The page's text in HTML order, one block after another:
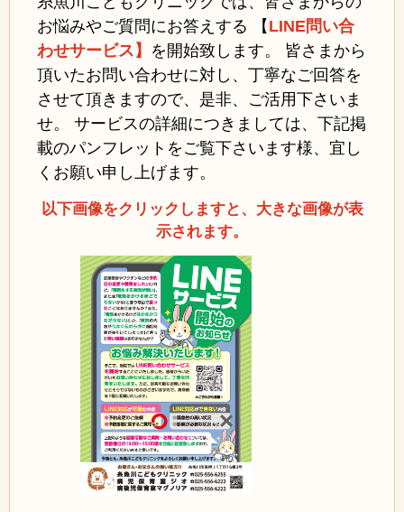
お悩みやご質問にお答えする 【 LINE問い合
わせサービス】 を開始致します。 皆さまから
頂いたお問い合わせに対し、丁寧なご回答を
させて頂きますので、是非、ご活用下さいま
せ。 サービスの詳細につきましては、下記掲
載のパンフレットをご覧下さいます様、宜し
くお願い申し上げます。
以下画像をクリックしますと、大きな画像が表
示されます。